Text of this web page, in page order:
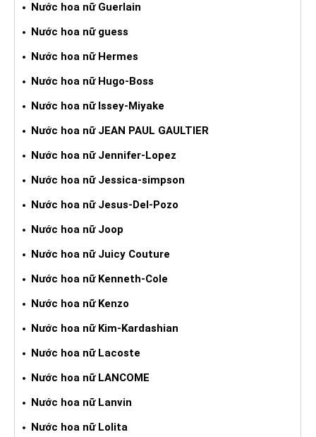
Nước hoa nữ Guerlain
Nước hoa nữ guess
Nước hoa nữ Hermes
Nước hoa nữ Hugo-Boss
Nước hoa nữ Issey-Miyake
Nước hoa nữ JEAN PAUL GAULTIER
Nước hoa nữ Jennifer-Lopez
Nước hoa nữ Jessica-simpson
Nước hoa nữ Jesus-Del-Pozo
Nước hoa nữ Joop
Nước hoa nữ Juicy Couture
Nước hoa nữ Kenneth-Cole
Nước hoa nữ Kenzo
Nước hoa nữ Kim-Kardashian
Nước hoa nữ Lacoste
Nước hoa nữ LANCOME
Nước hoa nữ Lanvin
Nước hoa nữ Lolita